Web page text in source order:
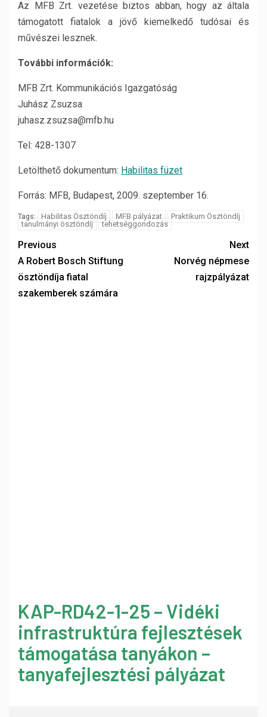
Az MFB Zrt. vezetése biztos abban, hogy az általa
támogatott fiatalok a jövő kiemelkedő tudósai és
művészei lesznek.
További információk:
MFB Zrt. Kommunikációs Igazgatóság
Juhász Zsuzsa
juhasz.zsuzsa@mfb.hu
Tel: 428-1307
Letölthető dokumentum: Habilitas füzet
Forrás: MFB, Budapest, 2009. szeptember 16.
Tags: Habilitas Ösztöndíj MFB pályázat
Praktikum Ösztöndíj
tanulmányi ösztöndíj
tehetséggondozás
Previous
A Robert Bosch Stiftung
ösztöndíja fiatal
szakemberek számára
Next
Norvég népmese
rajzpályázat
KAP-RD42-1-25 – Vidéki
infrastruktúra fejlesztések
támogatása tanyákon –
tanyafejlesztési pályázat